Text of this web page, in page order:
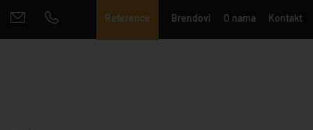
Reference Brendovi O nama Kontakt